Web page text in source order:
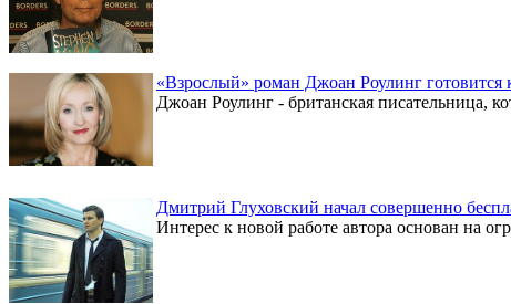
«Взрослый» роман Джоан Роулинг готовится
Джоан Роулинг - британская писательница,
Дмитрий Глуховский начал совершенно
Интерес к новой работе автора основан на